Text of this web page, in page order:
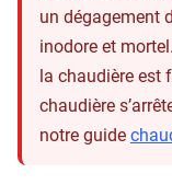
un dégagement
inodore et
la chaudière est
chaudière
notre guide